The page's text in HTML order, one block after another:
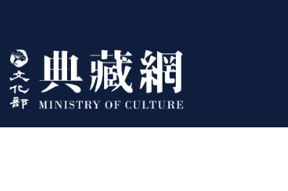
:::